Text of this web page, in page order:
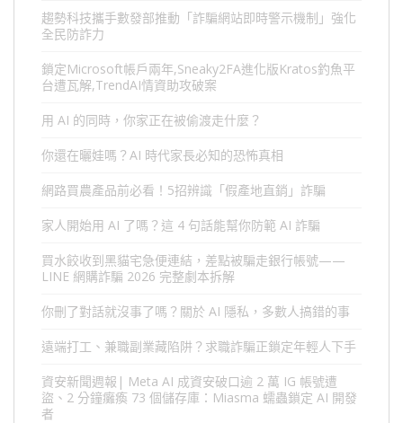
趨勢科技攜手數發部推動「詐騙網站即時警示機制」強化
全民防詐力
鎖定Microsoft帳戶兩年,Sneaky2FA進化版Kratos釣魚平
台遭瓦解,TrendAI情資助攻破案
用 AI 的同時，你家正在被偷渡走什麼？
你還在曬娃嗎？AI 時代家長必知的恐怖真相
網路買農產品前必看！5招辨識「假產地直銷」詐騙
家人開始用 AI 了嗎？這 4 句話能幫你防範 AI 詐騙
買水餃收到黑貓宅急便連結，差點被騙走銀行帳號——
LINE 網購詐騙 2026 完整劇本拆解
你刪了對話就沒事了嗎？關於 AI 隱私，多數人搞錯的事
遠端打工、兼職副業藏陷阱？求職詐騙正鎖定年輕人下手
資安新聞週報| Meta AI 成資安破口逾 2 萬 IG 帳號遭
盜、2 分鐘癱瘓 73 個儲存庫：Miasma 蠕蟲鎖定 AI 開發
者